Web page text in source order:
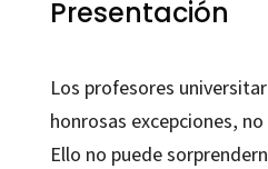
Presentación
Los profesores
honrosas excepciones,
Ello no puede